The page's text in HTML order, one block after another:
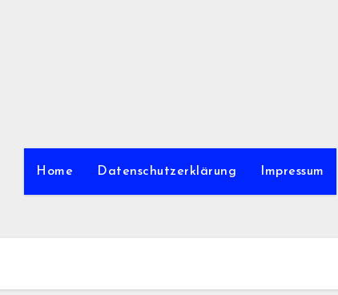
Home Datenschutzerklärung Impressum